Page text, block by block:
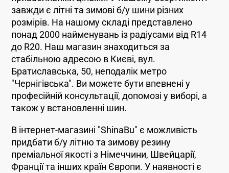
завжди є літні та зимові б/у шини різних
розмірів. На нашому складі представлено
понад 2000 найменувань із радіусами від R14
до R20. Наш магазин знаходиться за
стабільною адресою в Києві, вул.
Братиславська, 50, неподалік метро
"Чернігівська". Ви можете бути впевнені у
професійній консультації, допомозі у виборі, а
також у встановленні шин.
В інтернет-магазині "ShinaBu" є можливість
придбати б/у літню та зимову резину
преміальної якості з Німеччини, Швейцарії,
Франції та інших країн Європи. У наявності є